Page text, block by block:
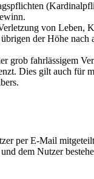
von Leben,
der Höhe
fahrlässigem
Dies gilt auch für
per E-Mail
dem Nutzer